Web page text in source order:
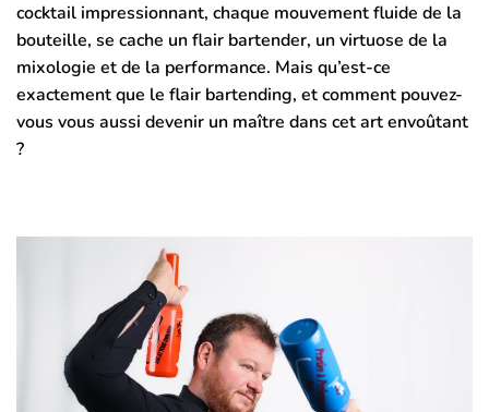
cocktail impressionnant, chaque mouvement fluide de la
bouteille, se cache un flair bartender, un virtuose de la
mixologie et de la performance. Mais qu’est-ce
exactement que le flair bartending, et comment pouvez-
vous vous aussi devenir un maître dans cet art envoûtant
?